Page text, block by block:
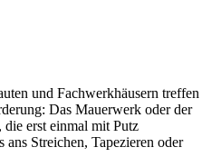
und Fachwerkhäusern treffen
Das Mauerwerk oder der
erst einmal mit Putz
ans Streichen, Tapezieren oder